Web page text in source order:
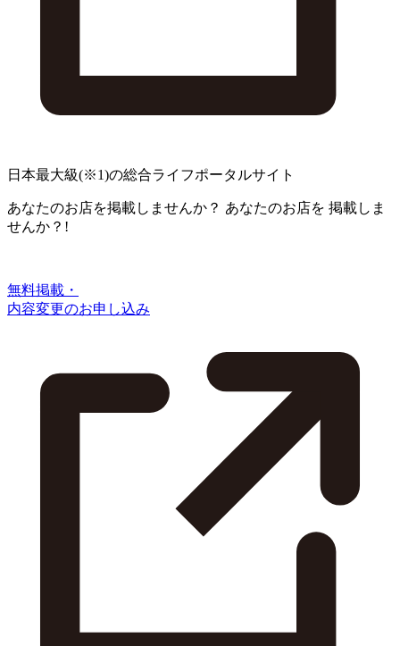
日本最大級(※1)の総合ライフポータルサイト
あなたのお店を掲載しませんか？ あなたのお店を 掲載しま
せんか？!
無料掲載・
内容変更のお申し込み